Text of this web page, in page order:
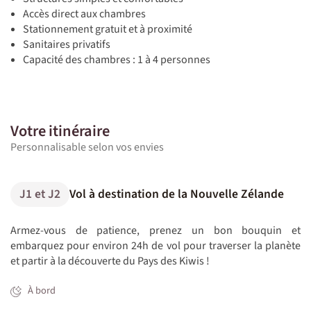
Accès direct aux chambres
Stationnement gratuit et à proximité
Sanitaires privatifs
Capacité des chambres : 1 à 4 personnes
Votre itinéraire
Personnalisable selon vos envies
J1 et J2 Vol à destination de la Nouvelle Zélande
Armez-vous de patience, prenez un bon bouquin et
embarquez pour environ 24h de vol pour traverser la planète
et partir à la découverte du Pays des Kiwis !
À bord